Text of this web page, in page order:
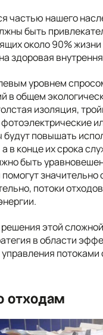
частью нашего
быть
около 90% жизни
здоровая
уровнем
в общем
изоляция,
повышать
в конце их срока
быть
значительно
потоки
этой сложной
в области
отходам